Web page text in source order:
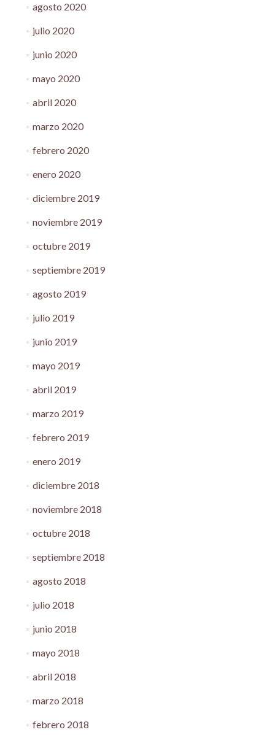
agosto 2020
julio 2020
junio 2020
mayo 2020
abril 2020
marzo 2020
febrero 2020
enero 2020
diciembre 2019
noviembre 2019
octubre 2019
septiembre 2019
agosto 2019
julio 2019
junio 2019
mayo 2019
abril 2019
marzo 2019
febrero 2019
enero 2019
diciembre 2018
noviembre 2018
octubre 2018
septiembre 2018
agosto 2018
julio 2018
junio 2018
mayo 2018
abril 2018
marzo 2018
febrero 2018